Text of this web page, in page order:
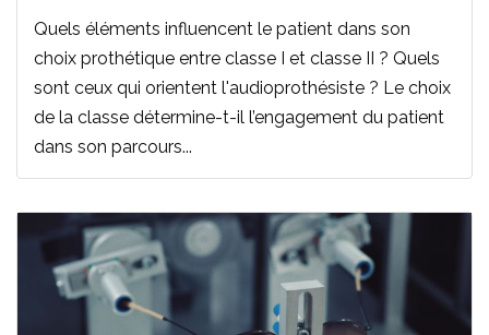
Quels éléments influencent le patient dans son
choix prothétique entre classe I et classe II ? Quels
sont ceux qui orientent l'audioprothésiste ? Le choix
de la classe détermine-t-il l’engagement du patient
dans son parcours...